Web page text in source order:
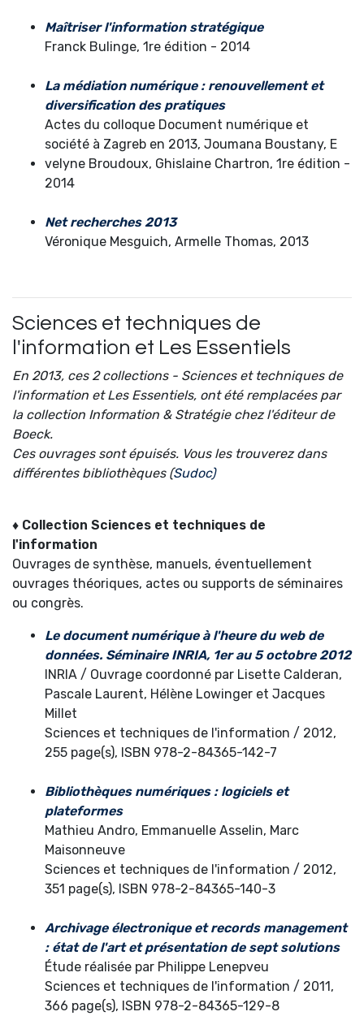
Maîtriser l'information stratégique
Franck Bulinge, 1re édition - 2014
La médiation numérique : renouvellement et
diversification des pratiques
Actes du colloque Document numérique et
société à Zagreb en 2013, Joumana Boustany, E
velyne Broudoux, Ghislaine Chartron, 1re édition -
2014
Net recherches 2013
Véronique Mesguich, Armelle Thomas, 2013
Sciences et techniques de
l'information et Les Essentiels
En 2013, ces 2 collections - Sciences et techniques de
l'information et Les Essentiels, ont été remplacées par
la collection Information & Stratégie chez l'éditeur de
Boeck.
Ces ouvrages sont épuisés. Vous les trouverez dans
différentes bibliothèques (Sudoc)
♦ Collection Sciences et techniques de
l'information
Ouvrages de synthèse, manuels, éventuellement
ouvrages théoriques, actes ou supports de séminaires
ou congrès.
Le document numérique à l'heure du web de
données. Séminaire INRIA, 1er au 5 octobre 2012
INRIA / Ouvrage coordonné par Lisette Calderan,
Pascale Laurent, Hélène Lowinger et Jacques
Millet
Sciences et techniques de l'information / 2012,
255 page(s), ISBN 978-2-84365-142-7
Bibliothèques numériques : logiciels et
plateformes
Mathieu Andro, Emmanuelle Asselin, Marc
Maisonneuve
Sciences et techniques de l'information / 2012,
351 page(s), ISBN 978-2-84365-140-3
Archivage électronique et records management
: état de l'art et présentation de sept solutions
Étude réalisée par Philippe Lenepveu
Sciences et techniques de l'information / 2011,
366 page(s), ISBN 978-2-84365-129-8